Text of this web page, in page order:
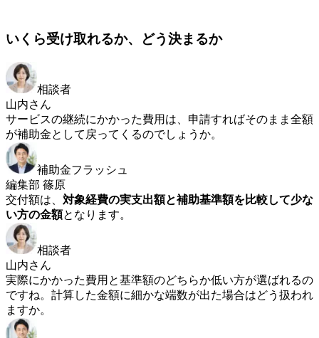
いくら受け取れるか、どう決まるか
相談者
山内さん
サービスの継続にかかった費用は、申請すればそのまま全額
が補助金として戻ってくるのでしょうか。
補助金フラッシュ
編集部 篠原
交付額は、 対象経費の実支出額と補助基準額を比較して少な
い方の金額となります。
相談者
山内さん
実際にかかった費用と基準額のどちらか低い方が選ばれるの
ですね。計算した金額に細かな端数が出た場合はどう扱われ
ますか。